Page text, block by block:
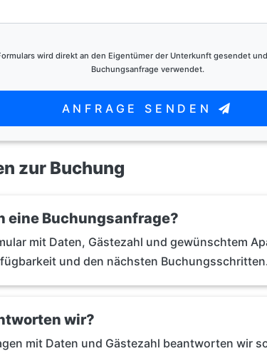
wird direkt an den Eigentümer der Unterkunft gesendet
Buchungsanfrage verwendet.
ANFRAGE SENDEN
zur Buchung
eine Buchungsanfrage?
mit Daten, Gästezahl und gewünschtem
und den nächsten
wir?
mit Daten und Gästezahl beantworten wir